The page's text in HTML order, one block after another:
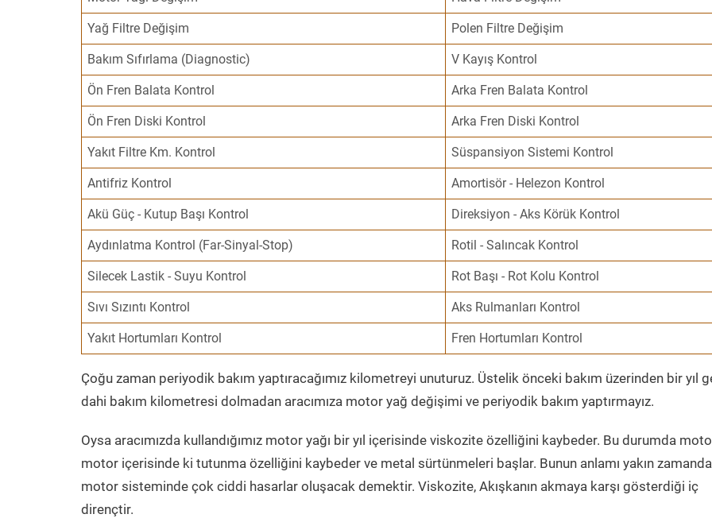
Yağ Filtre Değişim Polen Filtre Değişim
Bakım Sıfırlama (Diagnostic) V Kayış Kontrol
Ön Fren Balata Kontrol Arka Fren Balata Kontrol
Ön Fren Diski Kontrol Arka Fren Diski Kontrol
Yakıt Filtre Km. Kontrol Süspansiyon Sistemi Kontrol
Antifriz Kontrol Amortisör - Helezon Kontrol
Akü Güç - Kutup Başı Kontrol Direksiyon - Aks Körük Kontrol
Aydınlatma Kontrol (Far-Sinyal-Stop) Rotil - Salıncak Kontrol
Silecek Lastik - Suyu Kontrol Rot Başı - Rot Kolu Kontrol
Sıvı Sızıntı Kontrol Aks Rulmanları Kontrol
Yakıt Hortumları Kontrol Fren Hortumları Kontrol
Çoğu zaman periyodik bakım yaptıracağımız kilometreyi unuturuz. Üstelik önceki bakım üzerinden bir yıl
dahi bakım kilometresi dolmadan aracımıza motor yağ değişimi ve periyodik bakım yaptırmayız.
Oysa aracımızda kullandığımız motor yağı bir yıl içerisinde viskozite özelliğini kaybeder. Bu durumda
motor içerisinde ki tutunma özelliğini kaybeder ve metal sürtünmeleri başlar. Bunun anlamı yakın zamanda
motor sisteminde çok ciddi hasarlar oluşacak demektir. Viskozite, Akışkanın akmaya karşı gösterdiği iç
dirençtir.